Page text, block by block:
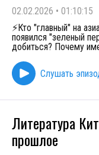
02.02.2026 • 01:10:15
⚡Кто "главный" на
появился "зеленый
добиться? Почему
Слушать
Литература
прошлое